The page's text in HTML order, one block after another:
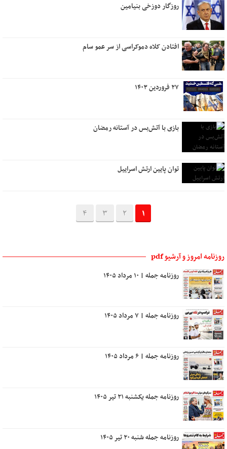
روزگار دوزخی بنیامین
افتادن کلاه دموکراسی از سر عمو سام
۲۷ فروردین ۱۴۰۳
بازی با آتش‌بس در آستانه رمضان
توان پایین ارتش اسراییل
1
2
3
4
روزنامه امروز و آرشیو pdf
روزنامه جمله | ۱۰ مرداد ۱۴۰۵
روزنامه جمله | ۷ مرداد ۱۴۰۵
روزنامه جمله | ۶ مرداد ۱۴۰۵
روزنامه جمله یکشنبه ۲۱ تیر ۱۴۰۵
روزنامه جمله شنبه ۲۰ تیر ۱۴۰۵